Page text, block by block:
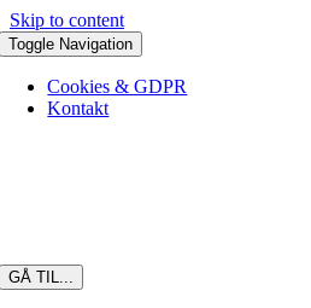
Skip to content
Toggle Navigation
Cookies & GDPR
Kontakt
GÅ TIL...